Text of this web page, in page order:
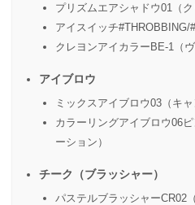
プリズムエアシャドウ01（ク
アイスイッチ#THROBBING/
クレヨンアイカラーBE-1（ヴ
アイブロウ
ミックスアイブロウ03（キャ
カラーリングアイブロウ06
ーション）
チーク（ブラッシャー）
パステルブラッシャーCR02